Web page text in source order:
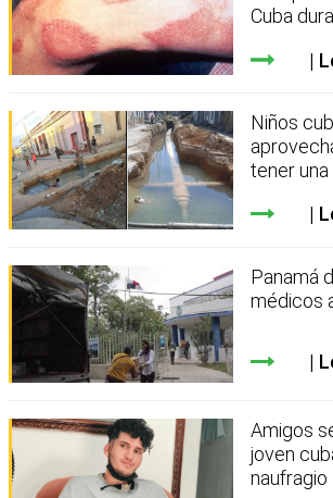
Cuba
Niños
tener una
Panamá
médicos
Amigos
joven
naufragio